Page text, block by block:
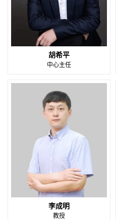
胡希平
中心主任
李成明
教授